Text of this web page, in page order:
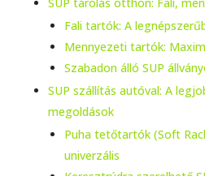
Fali tartók: A
Mennyezeti tartók:
Szabadon álló SUP
SUP szállítás autóval: A
megoldások
Puha tetőtartók (Soft
univerzális